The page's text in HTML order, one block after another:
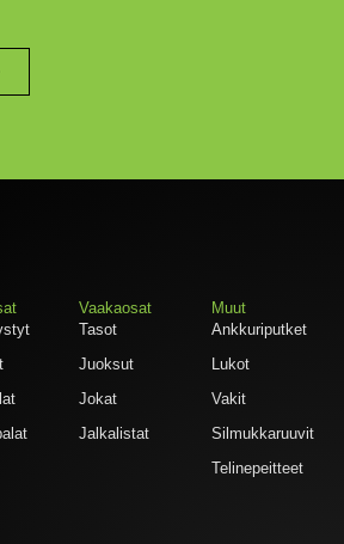
Vaakaosat
Tasot
Juoksut
Jokat
Jalkalistat
Muut
Ankkuriputket
Lukot
Vakit
Silmukkaruuvit
Telinepeitteet